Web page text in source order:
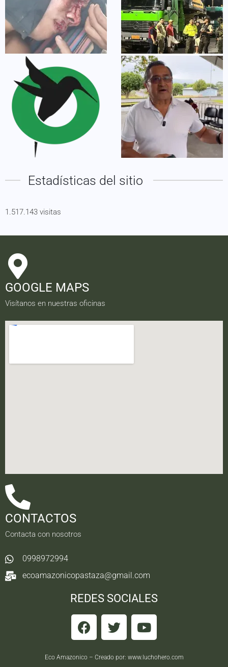
Estadísticas del sitio
1.517.143 visitas
GOOGLE MAPS
Visítanos en nuestras oficinas
CONTACTOS
Contacta con nosotros
0998972994
ecoamazonicopastaza@gmail.com
REDES SOCIALES
Eco Amazonico – Creado por: www.luchohero.com